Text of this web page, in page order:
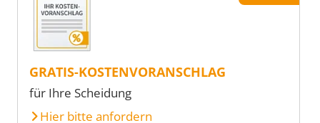
GRATIS-KOSTENVORANSCHLAG
für Ihre Scheidung
Hier bitte anfordern